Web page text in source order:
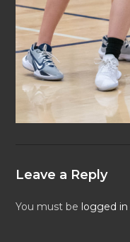
Leave a Reply
You must be logged in